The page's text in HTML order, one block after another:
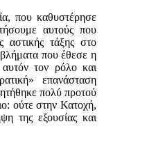
που καθυστέρησε
αυτούς που
αστικής τάξης στο
που έθεσε η
τον ρόλο και
επανάσταση
πολύ προτού
ούτε στην Κατοχή,
της εξουσίας και